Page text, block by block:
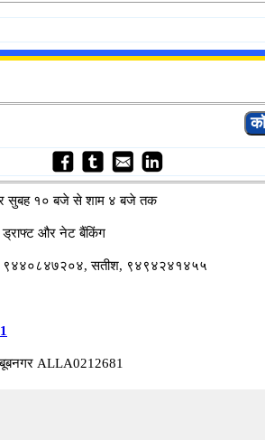
सुबह १० बजे से शाम ४ बजे तक
और नेट बैंकिंग
९४४०८४७२०४, सतीश, ९४९४२४१४५५
ALLA0212681